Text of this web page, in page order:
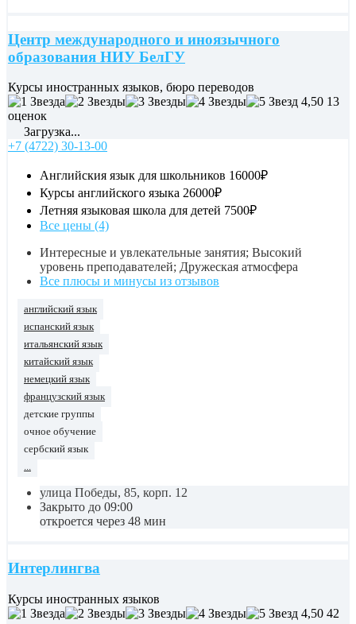
Центр международного и иноязычного
образования НИУ БелГУ
Курсы иностранных языков, бюро переводов
4,50 13
оценок
Загрузка...
+7 (4722) 30-13-00
Английския язык для школьников 16000₽
Курсы английского языка 26000₽
Летняя языковая школа для детей 7500₽
Все цены (4)
Интересные и увлекательные занятия; Высокий
уровень преподавателей; Дружеская атмосфера
Все плюсы и минусы из отзывов
английский язык
испанский язык
итальянский язык
китайский язык
немецкий язык
французский язык
детские группы
очное обучение
сербский язык
...
улица Победы, 85, корп. 12
Закрыто до 09:00
откроется через 48 мин
Интерлингва
Курсы иностранных языков
4,50 42